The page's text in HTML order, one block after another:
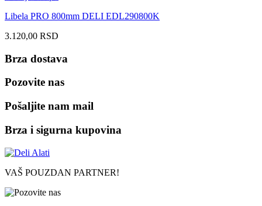
Libela PRO 800mm DELI EDL290800K
3.120,00 RSD
Brza dostava
Pozovite nas
Pošaljite nam mail
Brza i sigurna kupovina
VAŠ POUZDAN PARTNER!